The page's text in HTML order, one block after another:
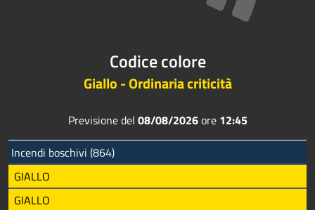
Codice colore
Giallo - Ordinaria criticità
Previsione del 08/08/2026ore 12:45
Incendi boschivi (864)
GIALLO
GIALLO